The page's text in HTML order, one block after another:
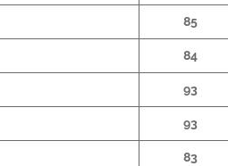
85
84
93
93
83